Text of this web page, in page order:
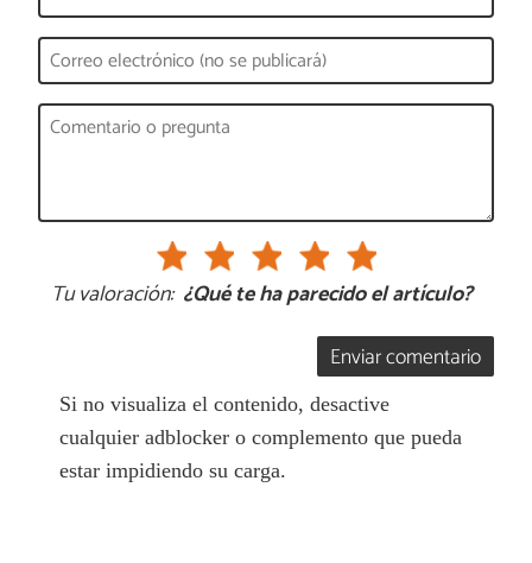
Tu valoración: ¿Qué te ha parecido el artículo?
Enviar comentario
Si no visualiza el contenido, desactive
cualquier adblocker o complemento que pueda
estar impidiendo su carga.